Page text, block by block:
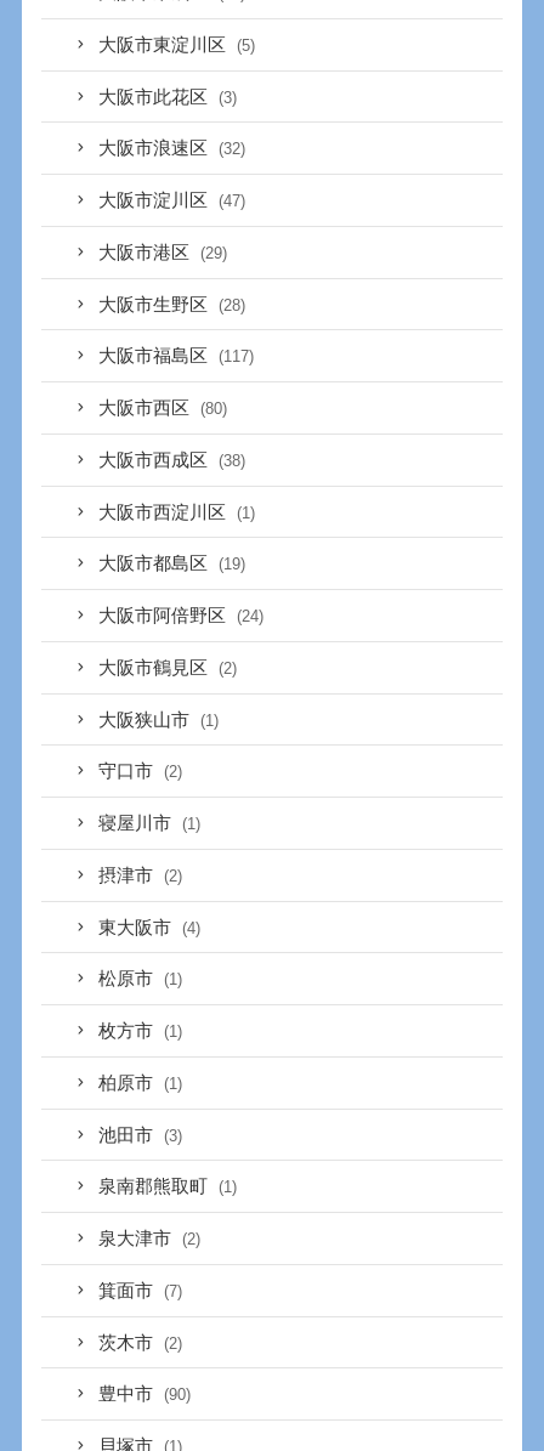
大阪市東淀川区 (5)
大阪市此花区 (3)
大阪市浪速区 (32)
大阪市淀川区 (47)
大阪市港区 (29)
大阪市生野区 (28)
大阪市福島区 (117)
大阪市西区 (80)
大阪市西成区 (38)
大阪市西淀川区 (1)
大阪市都島区 (19)
大阪市阿倍野区 (24)
大阪市鶴見区 (2)
大阪狭山市 (1)
守口市 (2)
寝屋川市 (1)
摂津市 (2)
東大阪市 (4)
松原市 (1)
枚方市 (1)
柏原市 (1)
池田市 (3)
泉南郡熊取町 (1)
泉大津市 (2)
箕面市 (7)
茨木市 (2)
豊中市 (90)
貝塚市 (1)